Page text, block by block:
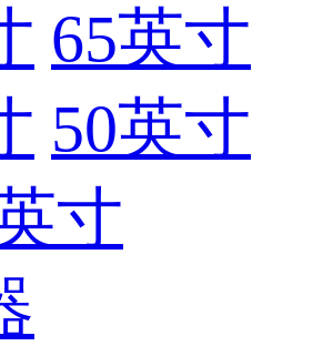
65英寸
50英寸
寸